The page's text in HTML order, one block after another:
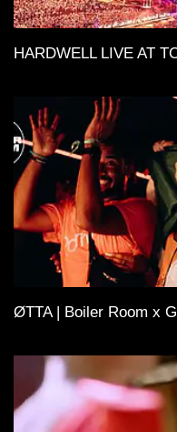
HARDWELL LIVE AT
ØTTA | Boiler Room x